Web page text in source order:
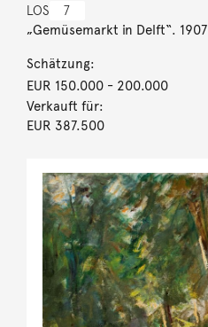
LOS 7
„Gemüsemarkt in Delft“. 1907
Schätzung:
EUR 150.000- 200.000
Verkauft für:
EUR 387.500